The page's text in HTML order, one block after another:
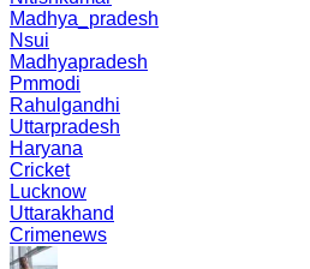
Madhya_pradesh
Nsui
Madhyapradesh
Pmmodi
Rahulgandhi
Uttarpradesh
Haryana
Cricket
Lucknow
Uttarakhand
Crimenews